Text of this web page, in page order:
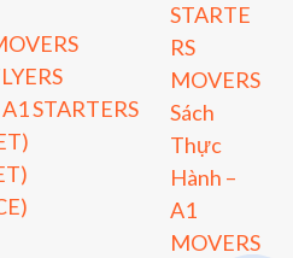
STARTERS
STARTE
RS
MOVERS
Sách
Thực
Hành –
A1
MOVERS